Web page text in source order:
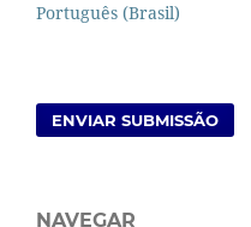
Português (Brasil)
ENVIAR SUBMISSÃO
NAVEGAR